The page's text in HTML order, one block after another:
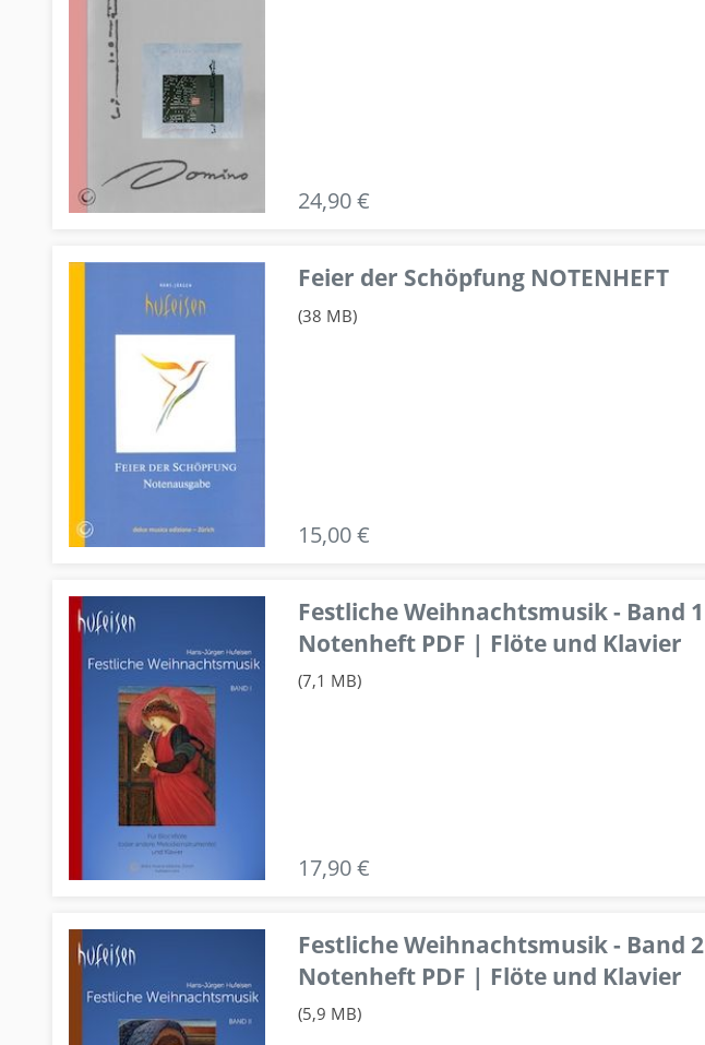
24,90 €
Feier der Schöpfung NOTENHEFT
(38 MB)
15,00 €
Festliche Weihnachtsmusik - Band 1
Notenheft PDF | Flöte und Klavier
(7,1 MB)
17,90 €
Festliche Weihnachtsmusik - Band 2
Notenheft PDF | Flöte und Klavier
(5,9 MB)